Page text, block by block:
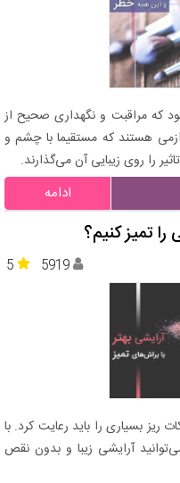
که مراقبت و نگهداری صحیح از
هستند که مستقیما با چشم و
را روی زیبایی آن می‌گذارند.
ادامه
تمیز کنیم؟
5 5919
ریز بسیاری را باید رعایت کرد. با
آرایشی زیبا و بدون نقص